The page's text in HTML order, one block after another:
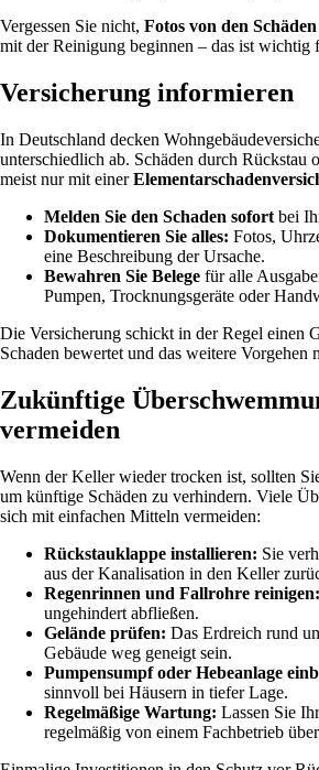
Vergessen Sie nicht, Fotos von den Schäden
mit der Reinigung beginnen – das ist wichtig
Versicherung informieren
In Deutschland decken
unterschiedlich ab. Schäden durch Rückstau
meist nur mit einer
Melden Sie den Schaden sofort bei
Dokumentieren Sie alles: Fotos,
eine Beschreibung der Ursache.
Bewahren Sie Belege für alle
Pumpen, Trocknungsgeräte oder
Die Versicherung schickt in der Regel einen
Schaden bewertet und das weitere Vorgehen
Zukünftige
vermeiden
Wenn der Keller wieder trocken ist, sollten
um künftige Schäden zu verhindern. Viele
sich mit einfachen Mitteln vermeiden:
Rückstauklappe installieren: Sie
aus der Kanalisation in den Keller
Regenrinnen und Fallrohre reinigen:
ungehindert abfließen.
Gelände prüfen: Das Erdreich rund
Gebäude weg geneigt sein.
Pumpensumpf oder Hebeanlage
sinnvoll bei Häusern in tiefer Lage.
Regelmäßige Wartung: Lassen Sie
regelmäßig von einem Fachbetrieb